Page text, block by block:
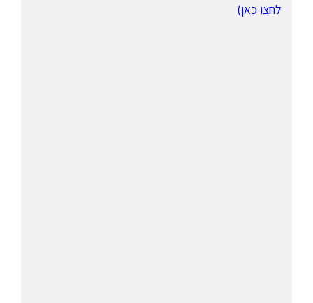
לחצו כאן)